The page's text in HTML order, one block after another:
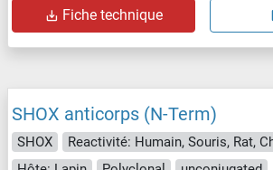
Fiche technique
SHOX anticorps (N-Term)
SHOX